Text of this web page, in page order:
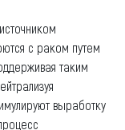
с раком путем
таким
выработку